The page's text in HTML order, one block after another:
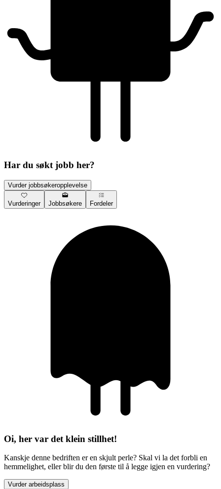
Har du søkt jobb her?
Vurder jobbsøkeropplevelse
Vurderinger Jobbsøkere Fordeler
Oi, her var det klein stillhet!
Kanskje denne bedriften er en skjult perle? Skal vi la det forbli en
hemmelighet, eller blir du den første til å legge igjen en vurdering?
Vurder arbeidsplass